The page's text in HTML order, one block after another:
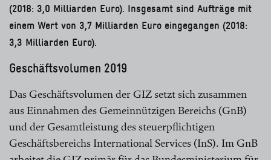
(2018: 3,0 Milliarden Euro). Insgesamt sind Aufträge mit
einem Wert von 3,7 Milliarden Euro eingegangen (2018:
3,3 Milliarden Euro).
Geschäftsvolumen 2019
Das Geschäftsvolumen der GIZ setzt sich zusammen
aus Einnahmen des Gemeinnützigen Bereichs (GnB)
und der Gesamtleistung des steuerpflichtigen
Geschäfts­bereichs International Services (InS). Im GnB